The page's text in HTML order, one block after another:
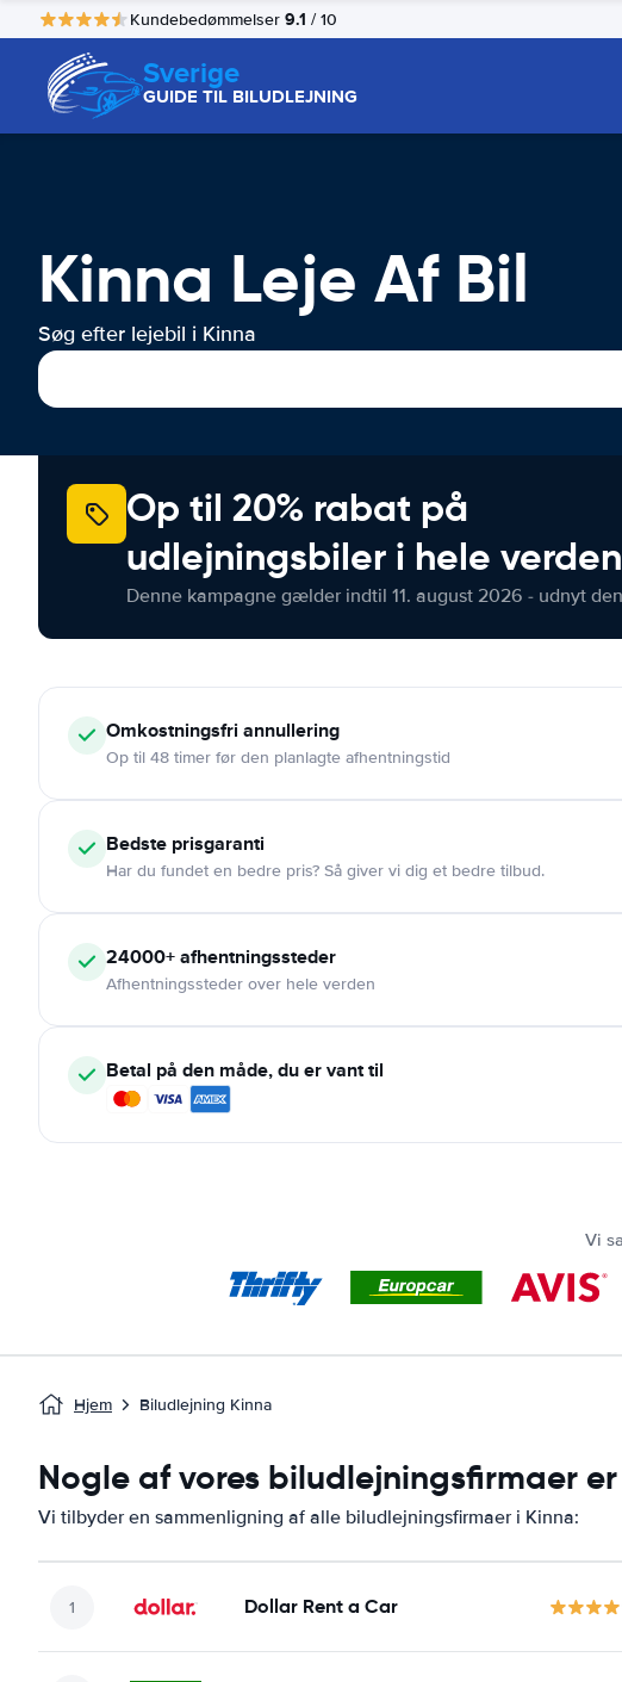
Kundebedømmelser 9.1 / 10
Sverige
GUIDE TIL BILUDLEJNING
Kinna Leje Af Bil
Søg efter lejebil i Kinna
Op til 20% rabat på
udlejningsbiler i hele verden
Denne kampagne gælder indtil 11. august 2026 - udnyt
Omkostningsfri annullering
Op til 48 timer før den planlagte afhentningstid
Bedste prisgaranti
Har du fundet en bedre pris? Så giver vi dig et bedre tilbud.
24000+afhentningssteder
Afhentningssteder over hele verden
Betal på den måde, du er vant til
Vi
Hjem Biludlejning Kinna
Nogle af vores biludlejningsfirmaer
Vi tilbyder en sammenligning af alle biludlejningsfirmaer i Kinna:
Dollar Rent a Car